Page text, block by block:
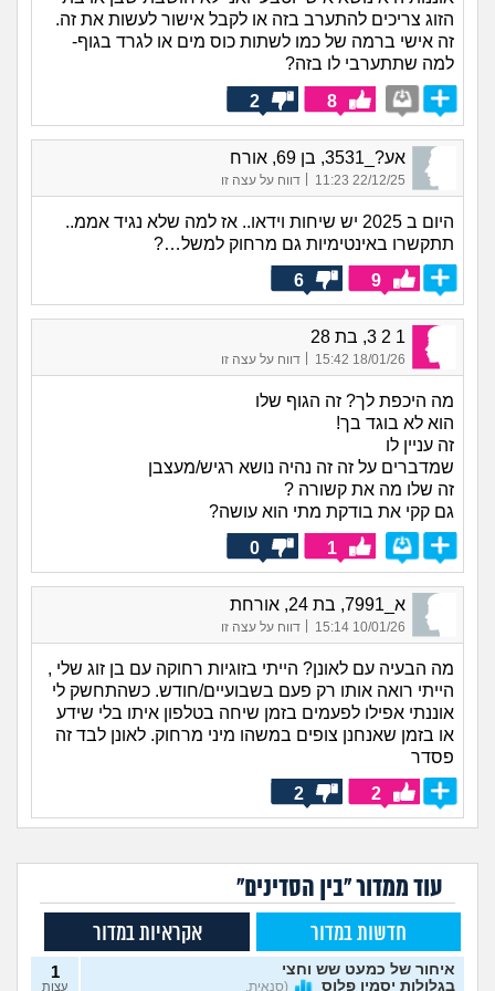
הזוג צריכים להתערב בזה או לקבל אישור לעשות את זה.
זה אישי ברמה של כמו לשתות כוס מים או לגרד בגוף-
למה שתתערבי לו בזה?
8
2
אע?_3531, בן 69, אורח
22/12/25 11:23
| דווח על עצה זו
היום ב 2025 יש שיחות וידאו.. אז למה שלא נגיד אממ..
תתקשרו באינטימיות גם מרחוק למשל…?
9
6
1 2 3, בת 28
18/01/26 15:42
| דווח על עצה זו
מה היכפת לך? זה הגוף שלו
הוא לא בוגד בך!
זה עניין לו
שמדברים על זה זה נהיה נושא רגיש/מעצבן
זה שלו מה את קשורה ?
גם קקי את בודקת מתי הוא עושה?
1
0
א_7991, בת 24, אורחת
10/01/26 15:14 דווח על עצה זו
מה הבעיה עם לאונן? הייתי בזוגיות רחוקה עם בן זוג שלי ,
הייתי רואה אותו רק פעם בשבועיים/חודש. כשהתחשק לי
אוננתי אפילו לפעמים בזמן שיחה בטלפון איתו בלי שידע
או בזמן שאנחנן צופים במשהו מיני מרחוק. לאונן לבד זה
פסדר
2
2
עוד ממדור "בין הסדינים"
חדשות במדור אקראיות במדור
איחור של כמעט שש וחצי
בגלולות יסמין פלוס
(סנאית,
1
עצות